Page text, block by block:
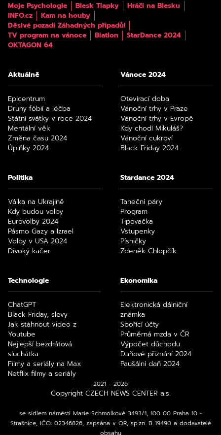
Moje Psychologie Blesk Tlapky
Hráči na Blesku
INFO.cz
Kam na houby
Děsivé pozadí Záhadných případů!
TV program na vánoce
Biatlon
StarDance 2024
OKTAGON 64
Aktuálně
Epicentrum
Druhy fóbií a léčba
Státní svátky v roce 2024
Mentální věk
Změna času 2024
Úplňky 2024
Vánoce 2024
Otevírací doba
Vánoční trhy v Praze
Vánoční trhy v Evropě
Kdy chodí Mikuláš?
Vánoční cukroví
Black Friday 2024
Politika
Válka na Ukrajině
Kdy budou volby
Eurovolby 2024
Pásmo Gazy a Izrael
Volby v USA 2024
Divoký kačer
Stardance 2024
Taneční páry
Program
Tipovačka
Vstupenky
Písničky
Zdeněk Chlopčík
Technologie
ChatGPT
Black Friday, slevy
Jak stáhnout video z
Youtube
Nejlepší bezdrátová
sluchátka
Filmy a seriály na Max
Netflix filmy a seriály
Ekonomika
Elektronická dálniční
známka
Spořící účty
Průměrná mzda v ČR
Výpočet důchodu
Daňové přiznání 2024
Paušální daň 2024
2021 - 2026
Copyright CZECH NEWS CENTER a.s.
se sídlem náměstí Marie Schmolkové 3493/1, 100 00 Praha 10 -
Strašnice, IČO: 02346826, zapsána v OR, sp.zn. B 19490 a dodavatelé
obsahu